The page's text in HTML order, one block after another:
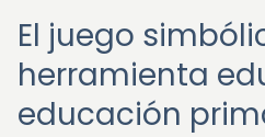
El juego
herramienta
educación